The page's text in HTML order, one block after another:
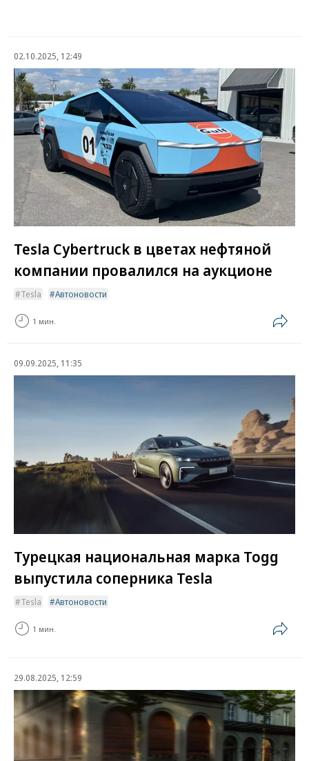
02.10.2025, 12:49
Tesla Cybertruck в цветах нефтяной
компании провалился на аукционе
Tesla Автоновости
1 мин.
09.09.2025, 11:35
Турецкая национальная марка Togg
выпустила соперника Tesla
Tesla Автоновости
1 мин.
29.08.2025, 12:59